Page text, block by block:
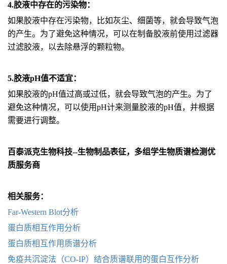
4.胶液中存在的污染物：
如果胶液中存在污染物，比如灰尘、细菌等，就会导致气泡
的产生。为了避免这种情况，可以在制备胶液前使用过滤器
过滤胶液，以去除悬浮的颗粒物。
5.胶液pH值不适宜：
如果胶液的pH值过高或过低，就会导致气泡的产生。为了
避免这种情况，可以使用pH计来测量胶液的pH值，并根据
需要进行调整。
百泰派克生物科技--生物制品表征，多组学生物质谱检测优
质服务商
相关服务：
Far-Western Blot分析
蛋白质相互作用分析
蛋白质相互作用质谱分析
免疫共沉淀法（CO-IP）结合质谱联用的蛋白互作分析